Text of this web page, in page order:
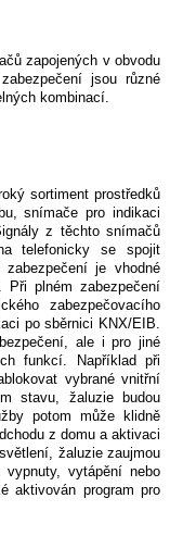
zapojených v obvodu
jsou různé
kombinací.
sortiment prostředků
snímače pro indikaci
z těchto snímačů
telefonicky se spojit
je vhodné
Při plném zabezpečení
zabezpečovacího
po sběrnici KNX/EIB.
ale i pro jiné
funkcí. Například při
vybrané vnitřní
stavu, žaluzie budou
potom může klidně
z domu a aktivaci
žaluzie zaujmou
vypnuty, vytápění nebo
aktivován program pro